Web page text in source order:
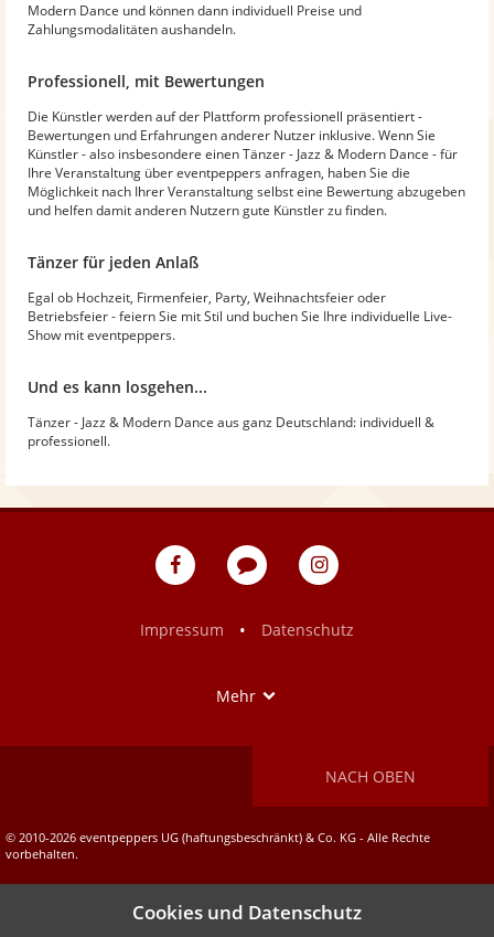
Modern Dance und können dann individuell Preise und
Zahlungsmodalitäten aushandeln.
Professionell, mit Bewertungen
Die Künstler werden auf der Plattform professionell präsentiert -
Bewertungen und Erfahrungen anderer Nutzer inklusive. Wenn Sie
Künstler - also insbesondere einen Tänzer - Jazz & Modern Dance - für
Ihre Veranstaltung über eventpeppers anfragen, haben Sie die
Möglichkeit nach Ihrer Veranstaltung selbst eine Bewertung abzugeben
und helfen damit anderen Nutzern gute Künstler zu finden.
Tänzer für jeden Anlaß
Egal ob Hochzeit, Firmenfeier, Party, Weihnachtsfeier oder
Betriebsfeier - feiern Sie mit Stil und buchen Sie Ihre individuelle Live-
Show mit eventpeppers.
Und es kann losgehen...
Tänzer - Jazz & Modern Dance aus ganz Deutschland: individuell &
professionell.
eventpeppers
Blog
eventpeppers
Impressum
• Datenschutz
Mehr
NACH OBEN
© 2010-2026 eventpeppers UG (haftungsbeschränkt) & Co. KG - Alle Rechte
vorbehalten.
Cookies und Datenschutz